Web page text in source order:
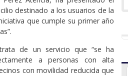
destinado a los usuarios de la
que cumple su primer año
de un servicio que “se ha
a personas con alta
con movilidad reducida que